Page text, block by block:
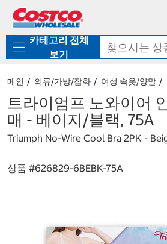
로
기
가
카테고리 전체
보기
메인 의류/가방/잡화 여성 속옷/양말
트라이엄프 노와이어
매 - 베이지/블랙, 75A
Triumph No-Wire Cool Bra 2PK -
상품 #626829-6BEBK-75A